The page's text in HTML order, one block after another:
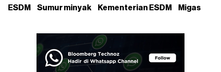
ESDM Sumur minyak Kementerian ESDM Migas